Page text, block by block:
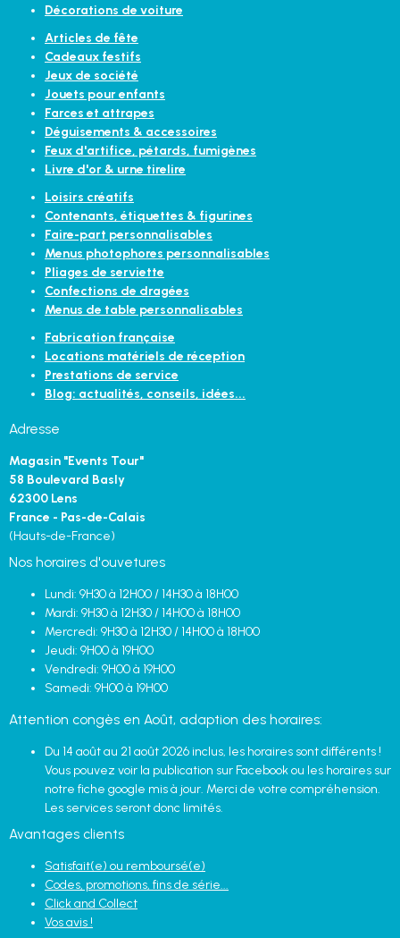
Décorations de voiture
Articles de fête
Cadeaux festifs
Jeux de société
Jouets pour enfants
Farces et attrapes
Déguisements & accessoires
Feux d'artifice, pétards, fumigènes
Livre d'or & urne tirelire
Loisirs créatifs
Contenants, étiquettes & figurines
Faire-part personnalisables
Menus photophores personnalisables
Pliages de serviette
Confections de dragées
Menus de table personnalisables
Fabrication française
Locations matériels de réception
Prestations de service
Blog: actualités, conseils, idées...
Adresse
Magasin "Events Tour"
58 Boulevard Basly
62300 Lens
France - Pas-de-Calais
(Hauts-de-France)
Nos horaires d'ouvetures
Lundi: 9H30 à 12H00 / 14H30 à 18H00
Mardi: 9H30 à 12H30 / 14H00 à 18H00
Mercredi: 9H30 à 12H30 / 14H00 à 18H00
Jeudi: 9H00 à 19H00
Vendredi: 9H00 à 19H00
Samedi: 9H00 à 19H00
Attention congès en Août, adaption des horaires:
Du 14 août au 21 août 2026 inclus, les horaires sont différents !
Vous pouvez voir la publication sur Facebook ou les horaires sur
notre fiche google mis à jour. Merci de votre compréhension.
Les services seront donc limités.
Avantages clients
Satisfait(e) ou remboursé(e)
Codes, promotions, fins de série...
Click and Collect
Vos avis !